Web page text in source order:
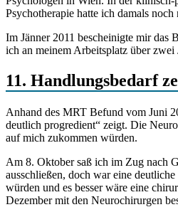
Psychotherapie hatte ich damals
Im Jänner 2011 bescheinigte mir das
ich an meinem Arbeitsplatz über
11. Handlungsbedarf
Anhand des MRT Befund vom Juni
deutlich progredient“ zeigt. Die
auf mich zukommen würden.
Am 8. Oktober saß ich im Zug nach
ausschließen, doch war eine
würden und es besser wäre eine
Dezember mit den Neurochirurgen